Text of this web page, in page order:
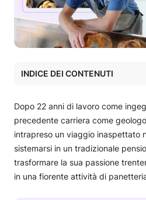
INDICE DEI CONTENUTI
Costruire un sogno da zero
Innovazione nella panificazione
Scegliere il giusto hosting
Una storia di successo diversa
Dopo 22 anni di lavoro come
precedente carriera come
intrapreso un viaggio inaspettato
sistemarsi in un tradizionale
trasformare la sua passione
in una fiorente attività di